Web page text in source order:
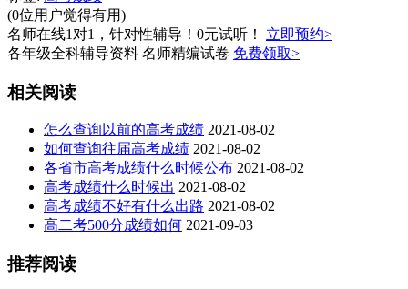
(0位用户觉得有用)
名师在线1对1，针对性辅导！0元试听！
立即预约>
各年级全科辅导资料 名师精编试卷 免费领取>
相关阅读
怎么查询以前的高考成绩 2021-08-02
如何查询往届高考成绩 2021-08-02
各省市高考成绩什么时候公布 2021-08-02
高考成绩什么时候出 2021-08-02
高考成绩不好有什么出路 2021-08-02
高二考500分成绩如何 2021-09-03
推荐阅读